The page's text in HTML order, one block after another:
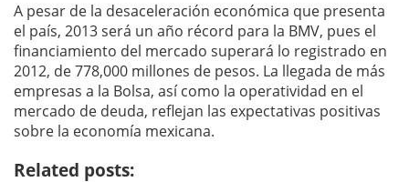
A pesar de la desaceleración económica que presenta
el país, 2013 será un año récord para la BMV, pues el
financiamiento del mercado superará lo registrado en
2012, de 778,000 millones de pesos. La llegada de más
empresas a la Bolsa, así como la operatividad en el
mercado de deuda, reflejan las expectativas positivas
sobre la economía mexicana.
Related posts: